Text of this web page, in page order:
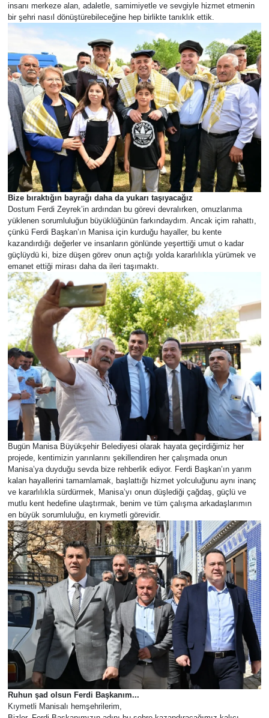
insanı merkeze alan, adaletle, samimiyetle ve sevgiyle hizmet etmenin
bir şehri nasıl dönüştürebileceğine hep birlikte tanıklık ettik.
Bize bıraktığın bayrağı daha da yukarı taşıyacağız
​Dostum Ferdi Zeyrek’in ardından bu görevi devralırken, omuzlarıma
yüklenen sorumluluğun büyüklüğünün farkındaydım. Ancak içim rahattı,
çünkü Ferdi Başkan’ın Manisa için kurduğu hayaller, bu kente
kazandırdığı değerler ve insanların gönlünde yeşerttiği umut o kadar
güçlüydü ki, bize düşen görev onun açtığı yolda kararlılıkla yürümek ve
emanet ettiği mirası daha da ileri taşımaktı.
Bugün Manisa Büyükşehir Belediyesi olarak hayata geçirdiğimiz her
projede, kentimizin yarınlarını şekillendiren her çalışmada onun
Manisa’ya duyduğu sevda bize rehberlik ediyor. Ferdi Başkan’ın yarım
kalan hayallerini tamamlamak, başlattığı hizmet yolculuğunu aynı inanç
ve kararlılıkla sürdürmek, Manisa’yı onun düşlediği çağdaş, güçlü ve
mutlu kent hedefine ulaştırmak, benim ve tüm çalışma arkadaşlarımın
en büyük sorumluluğu, en kıymetli görevidir.
Ruhun şad olsun Ferdi Başkanım...
​Kıymetli Manisalı hemşehrilerim,